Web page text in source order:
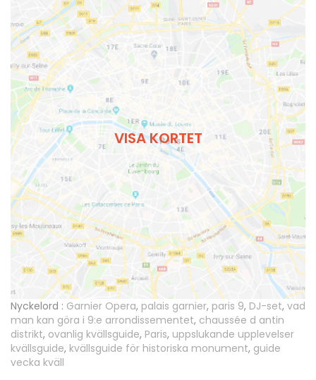
VISA KORTET
Nyckelord : Garnier Opera, palais garnier, paris 9, DJ-set, vad
man kan göra i 9:e arrondissementet, chaussée d antin
distrikt, ovanlig kvällsguide, Paris, uppslukande upplevelser
kvällsguide, kvällsguide för historiska monument, guide
vecka kväll